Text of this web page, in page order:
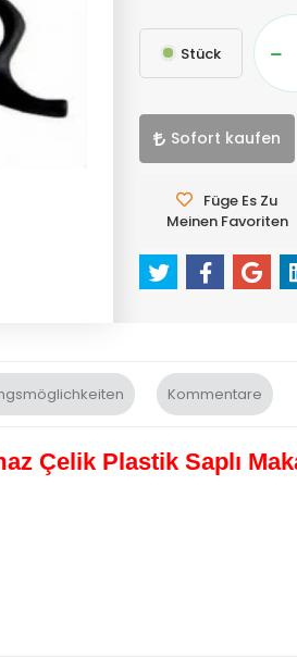
Stück
Sofort kaufen
Füge Es Zu
Meinen Favoriten
Kommentare
Çelik Plastik Saplı